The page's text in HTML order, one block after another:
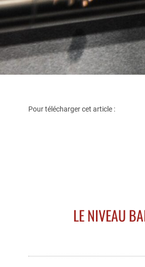
Pour télécharger cet article :
LE NIVEAU